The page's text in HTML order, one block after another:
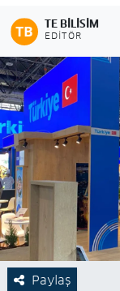
TE BILISIM
EDITÖR
Paylaş